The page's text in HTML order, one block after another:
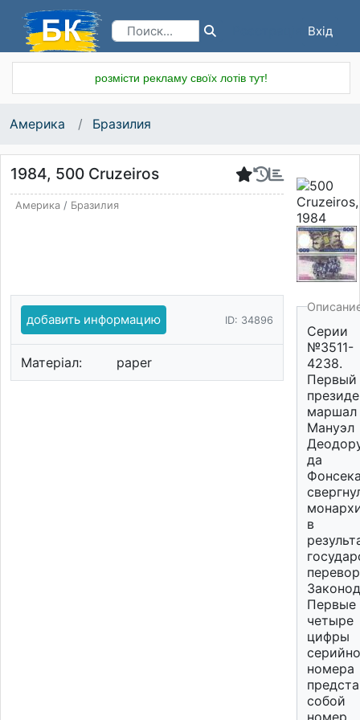
Вхід
розмісти рекламу своїх лотів тут!
Америка Бразилия
1984, 500 Cruzeiros
Америка/ Бразилия
добавить информацию ID: 34896
Матеріал: paper
Серии
№3511-
4238.
Первый
маршал
Мануэл
да
в
Первые
четыре
цифры
номера
собой
номер